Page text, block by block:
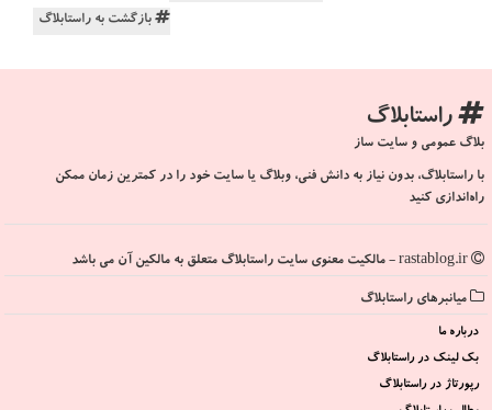
بازگشت به راستابلاگ
راستابلاگ
بلاگ عمومی و سایت ساز
با راستابلاگ، بدون نیاز به دانش فنی، وبلاگ یا سایت خود را در کمترین زمان ممکن
راه‌اندازی کنید
میانبرهای راستابلاگ
درباره ما
بک لینک در راستابلاگ
رپورتاژ در راستابلاگ